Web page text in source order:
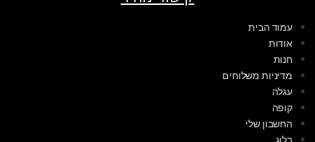
עמוד הבית
אודות
חנות
מדיניות משלוחים
עגלה
קופה
החשבון שלי